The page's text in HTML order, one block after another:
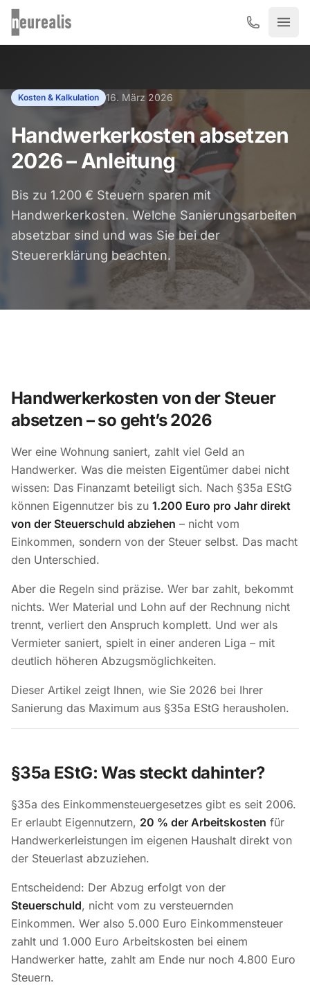
Zum Hauptinhalt springen
Kosten & Kalkulation 16. März 2026
Handwerkerkosten absetzen
2026 – Anleitung
Bis zu 1.200 € Steuern sparen mit
Handwerkerkosten. Welche Sanierungsarbeiten
absetzbar sind und was Sie bei der
Steuererklärung beachten.
Handwerkerkosten von der Steuer
absetzen – so geht’s 2026
Wer eine Wohnung saniert, zahlt viel Geld an
Handwerker. Was die meisten Eigentümer dabei nicht
wissen: Das Finanzamt beteiligt sich. Nach §35a EStG
können Eigennutzer bis zu 1.200 Euro pro Jahr direkt
von der Steuerschuld abziehen – nicht vom
Einkommen, sondern von der Steuer selbst. Das macht
den Unterschied.
Aber die Regeln sind präzise. Wer bar zahlt, bekommt
nichts. Wer Material und Lohn auf der Rechnung nicht
trennt, verliert den Anspruch komplett. Und wer als
Vermieter saniert, spielt in einer anderen Liga – mit
deutlich höheren Abzugsmöglichkeiten.
Dieser Artikel zeigt Ihnen, wie Sie 2026 bei Ihrer
Sanierung das Maximum aus §35a EStG herausholen.
§35a EStG: Was steckt dahinter?
§35a des Einkommensteuergesetzes gibt es seit 2006.
Er erlaubt Eigennutzern, 20 % der Arbeitskosten für
Handwerkerleistungen im eigenen Haushalt direkt von
der Steuerlast abzuziehen.
Entscheidend: Der Abzug erfolgt von der
Steuerschuld, nicht vom zu versteuernden
Einkommen. Wer also 5.000 Euro Einkommensteuer
zahlt und 1.000 Euro Arbeitskosten bei einem
Handwerker hatte, zahlt am Ende nur noch 4.800 Euro
Steuern.